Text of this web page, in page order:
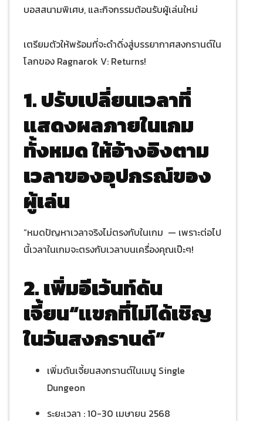
บอสสนามพิเศษ, และกิจกรรมต้อนรับผู้เล่นใหม่
เตรียมตัวให้พร้อมที่จะดำดิ่งสู่บรรยากาศสงกรานต์ใน
โลกของ Ragnarok V: Returns!
1. ปรับเปลี่ยนเวลาที่
แสดงผลภายในเกม
ทั้งหมด ให้อ้างอิงตาม
เวลาของอุปกรณ์ของ
ผู้เล่น
“หมดปัญหาเวลาจริงไม่ตรงกับในเกม — เพราะต่อไป
นี้เวลาในเกมจะตรงกับเวลาบนเครื่องคุณเป๊ะๆ!
2.เพิ่มอีเว้นท์ดัน
เจี้ยน“แขกที่ไม่ได้เชิญ
ในวันสงกรานต์”
เพิ่มดันเจี้ยนสงกรานต์ในเมนู Single
Dungeon
ระยะเวลา : 10-30 เมษายน 2568